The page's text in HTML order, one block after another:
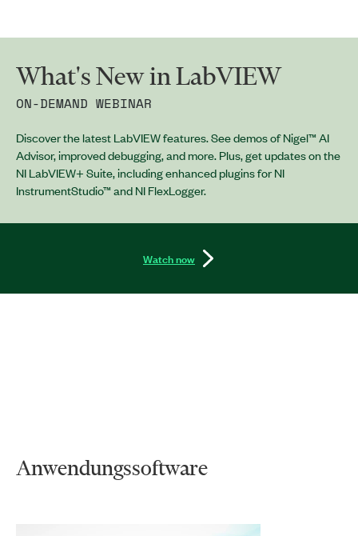
What's New in LabVIEW
ON-DEMAND WEBINAR
Discover the latest LabVIEW features. See demos of Nigel™ AI
Advisor, improved debugging, and more. Plus, get updates on the
NI LabVIEW+ Suite, including enhanced plugins for NI
InstrumentStudio™ and NI FlexLogger.
Watch now
Anwendungssoftware